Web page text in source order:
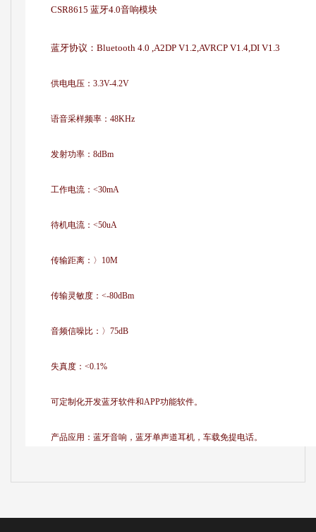
CSR8615 蓝牙4.0音响模块
蓝牙协议：Bluetooth 4.0 ,A2DP V1.2,AVRCP V1.4,DI V1.3
供电电压：3.3V-4.2V
语音采样频率：48KHz
发射功率：8dBm
工作电流：<30mA
待机电流：<50uA
传输距离：〉10M
传输灵敏度：<-80dBm
音频信噪比：〉75dB
失真度：<0.1%
可定制化开发蓝牙软件和APP功能软件。
产品应用：蓝牙音响，蓝牙单声道耳机，车载免提电话。